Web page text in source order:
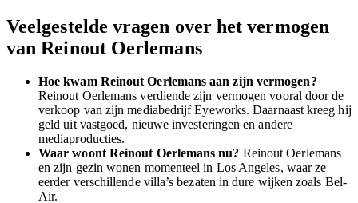
Veelgestelde vragen over het vermogen
van Reinout Oerlemans
Hoe kwam Reinout Oerlemans aan zijn vermogen?
Reinout Oerlemans verdiende zijn vermogen vooral door de
verkoop van zijn mediabedrijf Eyeworks. Daarnaast kreeg hij
geld uit vastgoed, nieuwe investeringen en andere
mediaproducties.
Waar woont Reinout Oerlemans nu? Reinout Oerlemans
en zijn gezin wonen momenteel in Los Angeles, waar ze
eerder verschillende villa’s bezaten in dure wijken zoals Bel-
Air.